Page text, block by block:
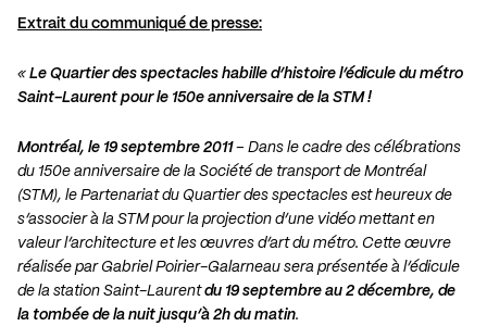
Extrait du communiqué de presse:
« Le Quartier des spectacles habille d’histoire l’édicule du métro
Saint-Laurent pour le 150e anniversaire de la STM !
Montréal, le 19 septembre 2011– Dans le cadre des célébrations
du 150e anniversaire de la Société de transport de Montréal
(STM), le Partenariat du Quartier des spectacles est heureux de
s’associer à la STM pour la projection d’une vidéo mettant en
valeur l’architecture et les œuvres d’art du métro. Cette œuvre
réalisée par Gabriel Poirier-Galarneau sera présentée à l’édicule
de la station Saint-Laurentdu 19 septembre au 2 décembre, de
la tombée de la nuit jusqu’à 2h du matin.